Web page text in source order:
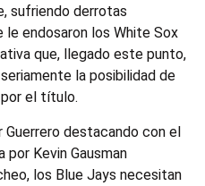
sufriendo derrotas
le endosaron los White Sox
que, llegado este punto,
la posibilidad de
el título.
Guerrero destacando con el
Kevin Gausman
los Blue Jays necesitan